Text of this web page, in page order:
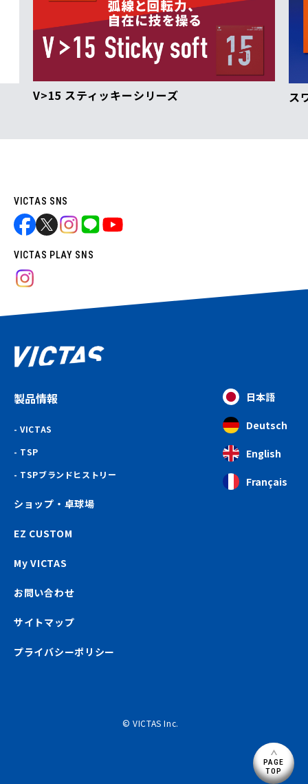
V>15 スティッキーシリーズ ス
VICTAS SNS
VICTAS PLAY SNS
製品情報
VICTAS
TSP
TSPブランドヒストリー
ショップ・卓球場
EZ CUSTOM
My VICTAS
お問い合わせ
サイトマップ
プライバシーポリシー
日本語
Deutsch
English
Français
© VICTAS Inc.
PAGE
TOP